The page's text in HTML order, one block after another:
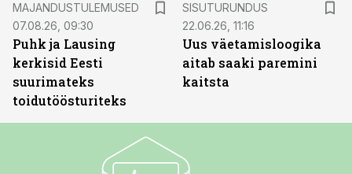
MAJANDUSTULEMUSED
07.08.26, 09:30
Puhk ja Lausing
kerkisid Eesti
suurimateks
toidutöösturiteks
SISUTURUNDUS
22.06.26, 11:16
Uus väetamisloogika
aitab saaki paremini
kaitsta